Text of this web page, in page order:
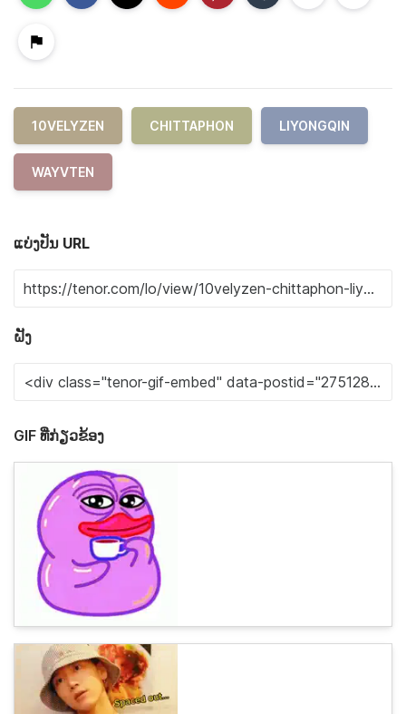
10VELYZEN CHITTAPHON LIYONGQIN
WAYVTEN
ແບ່ງປັນ URL
ຝັງ
GIF ທີ່ກ່ຽວຂ້ອງ